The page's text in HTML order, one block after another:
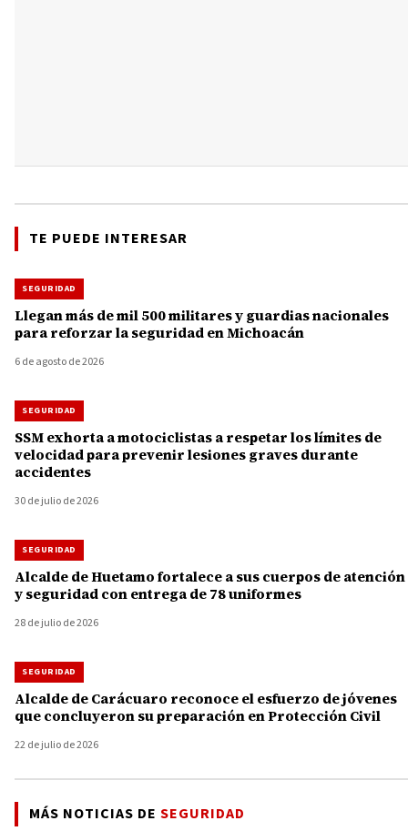
TE PUEDE INTERESAR
SEGURIDAD
Llegan más de mil 500 militares y guardias nacionales
para reforzar la seguridad en Michoacán
6 de agosto de 2026
SEGURIDAD
SSM exhorta a motociclistas a respetar los límites de
velocidad para prevenir lesiones graves durante
accidentes
30 de julio de 2026
SEGURIDAD
Alcalde de Huetamo fortalece a sus cuerpos de atención
y seguridad con entrega de 78 uniformes
28 de julio de 2026
SEGURIDAD
Alcalde de Carácuaro reconoce el esfuerzo de jóvenes
que concluyeron su preparación en Protección Civil
22 de julio de 2026
MÁS NOTICIAS DE SEGURIDAD